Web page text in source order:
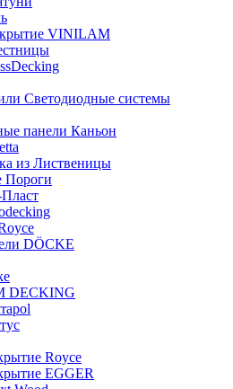
VINILAM
Светодиодные системы
панели Каньон
из Лиственицы
DÖCKE
DECKING
Royce
EGGER